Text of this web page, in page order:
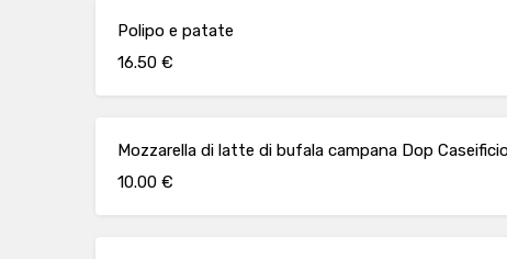
Polipo e patate
16.50 €
Mozzarella di latte di bufala campana Dop
10.00 €